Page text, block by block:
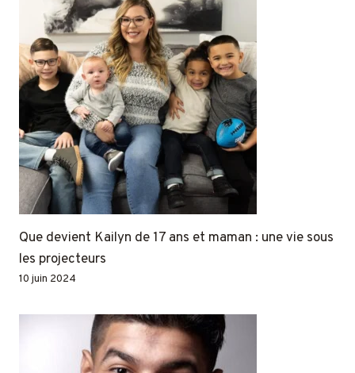
Que devient Kailyn de 17 ans et maman : une vie sous
les projecteurs
10 juin 2024